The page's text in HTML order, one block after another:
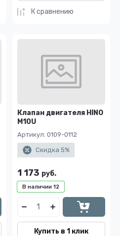
К сравнению
Клапан двигателя HINO
M10U
Артикул: 0109-0112
Скидка 5%
В наличии 12
1 173 руб.
Купить в 1 клик